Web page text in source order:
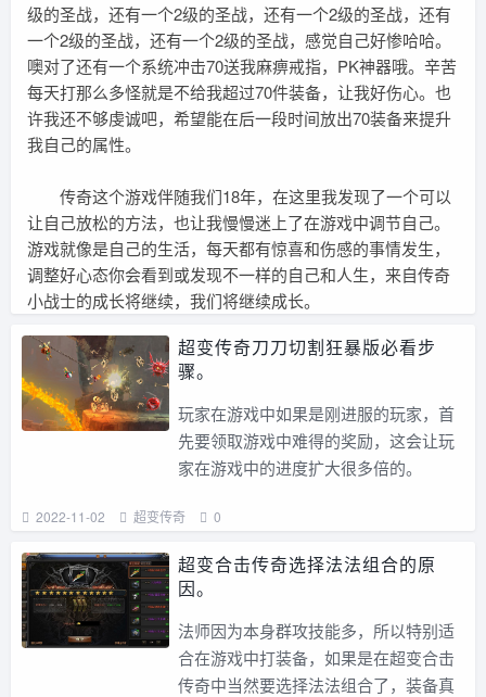
级的圣战，还有一个2级的圣战，还有一个2级的圣战，还有
一个2级的圣战，还有一个2级的圣战，感觉自己好惨哈哈。
噢对了还有一个系统冲击70送我麻痹戒指，PK神器哦。辛苦
每天打那么多怪就是不给我超过70件装备，让我好伤心。也
许我还不够虔诚吧，希望能在后一段时间放出70装备来提升
我自己的属性。
传奇这个游戏伴随我们18年，在这里我发现了一个可以
让自己放松的方法，也让我慢慢迷上了在游戏中调节自己。
游戏就像是自己的生活，每天都有惊喜和伤感的事情发生，
调整好心态你会看到或发现不一样的自己和人生，来自传奇
小战士的成长将继续，我们将继续成长。
超变传奇刀刀切割狂暴版必看步
骤。
玩家在游戏中如果是刚进服的玩家，首
先要领取游戏中难得的奖励，这会让玩
家在游戏中的进度扩大很多倍的。
2022-11-02 超变传奇 0
超变合击传奇选择法法组合的原
因。
法师因为本身群攻技能多，所以特别适
合在游戏中打装备，如果是在超变合击
传奇中当然要选择法法组合了，装备真